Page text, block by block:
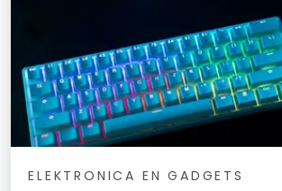
ELEKTRONICA EN GADGETS